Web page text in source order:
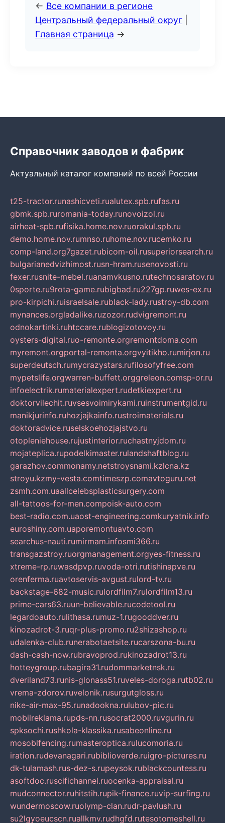
← Все компании в регионе
Центральный федеральный округ
Главная страница →
Справочник заводов и фабрик
Актуальный каталог компаний по всей России
t25-tractor.runashicveti.rualutex.spb.rufas.ru
gbmk.spb.ruromania-today.runovoizol.ru
airheat-spb.rufisika.home.nov.ruorakul.spb.ru
demo.home.nov.rumnso.ruhome.nov.rucemko.ru
comp-land.org7gazet.rubicom-oil.rusuperiorsearch.ru
bulgarianedvizhimost.rusn-hram.rusenovosti.ru
fexer.rusnite-mebel.ruanamvkusno.rutechnosaratov.ru
0sporte.ru9rota-game.rubigbad.ru227gp.ruwes-ex.ru
pro-kirpichi.ruisraelsale.rublack-lady.rustroy-db.com
mynances.orgladalike.ruzozor.rudvigremont.ru
odnokartinki.ruhtccare.rublogizotovoy.ru
oysters-digital.ruo-remonte.orgremontdoma.com
myremont.orgportal-remonta.orgvyitikho.rumirjon.ru
superdeutsch.rumycrazystars.rufilosofyfree.com
mypetslife.orgwarren-buffett.orggreleon.comsp-or.ru
infoelectrik.rumaterialexpert.rudetkiexpert.ru
doktorvilechit.ruvsesvoimirykami.ruinstrumentgid.ru
manikjurinfo.ruhozjajkainfo.rustroimaterials.ru
doktoradvice.ruselskoehozjajstvo.ru
otopleniehouse.rujustinterior.ruchastnyjdom.ru
mojateplica.rupodelkimaster.rulandshaftblog.ru
garazhov.commonamy.netstroysnami.kzlcna.kz
stroyu.kzmy-vesta.comtimeszp.comavtoguru.net
zsmh.com.uaallcelebsplasticsurgery.com
all-tattoos-for-men.compoisk-auto.com
best-radio.com.uaost-engineering.comkuryatnik.info
euroshiny.com.uaporemontuavto.com
searchus-nauti.rumirmam.infosmi366.ru
transgazstroy.ruorgmanagement.orgyes-fitness.ru
xtreme-rp.ruwasdpvp.ruvoda-otri.rutishinapve.ru
orenferma.ruavtoservis-avgust.rulord-tv.ru
backstage-682-music.rulordfilm7.rulordfilm13.ru
prime-cars63.ruun-believable.rucodetool.ru
legardoauto.rulithasa.rumuz-1.rugooddver.ru
kinozadrot-3.ruqr-plus-promo.ru2shizashop.ru
udalenka-club.runerabotaetsite.rucarszona-bu.ru
dash-cash-now.rubravoprod.rukinozadrot13.ru
hotteygroup.rubagira31.rudommarketnsk.ru
dveriland73.runis-glonass51.ruveles-doroga.rutb02.ru
vrema-zdorov.ruvelonik.rusurgutgloss.ru
nike-air-max-95.runadookna.rulubov-pic.ru
mobilreklama.rupds-nn.rusocrat2000.ruvgurin.ru
spksochi.rushkola-klassika.rusabeonline.ru
mosoblfencing.rumasteroptica.rulucomoria.ru
iration.rudevanagari.rubiblioverde.ruigro-pictures.ru
dk-tulamash.rus-dez-s.rupeysok.rublackcountess.ru
asoftdoc.ruscifichannel.ruocenka-appraisal.ru
mudconnector.ruhitstih.rupik-finance.ruvip-surfing.ru
wundermoscow.ruolymp-clan.rudr-pavlush.ru
su2lgyoeucscn.ruallkmv.rudhgfd.rutesotomeshell.ru